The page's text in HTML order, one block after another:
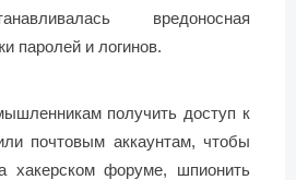
вредоносная
паролей и логинов.
получить доступ к
почтовым аккаунтам, чтобы
хакерском форуме, шпионить